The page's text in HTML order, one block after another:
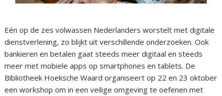
Eén op de zes volwassen Nederlanders worstelt met digitale
dienstverlening, zo blijkt uit verschillende onderzoeken. Ook
bankieren en betalen gaat steeds meer digitaal en steeds
meer met mobiele apps op smartphones en tablets. De
Bibliotheek Hoeksche Waard organiseert op 22 en 23 oktober
een workshop om in een veilige omgeving te oefenen met